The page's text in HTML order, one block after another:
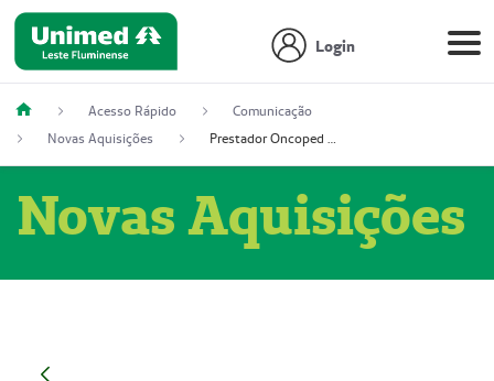
Login
Acesso Rápido
Comunicação
Novas Aquisições
Prestador Oncoped Serviços Médicos (51004335-0)
Novas Aquisições